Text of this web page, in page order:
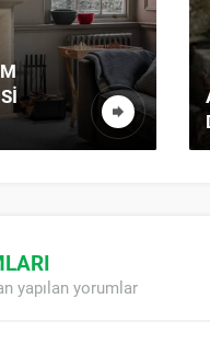
yapılan yorumlar